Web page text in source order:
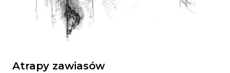
Atrapy zawiasów